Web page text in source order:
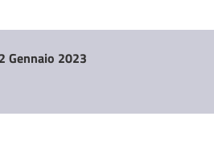
Gennaio 2023